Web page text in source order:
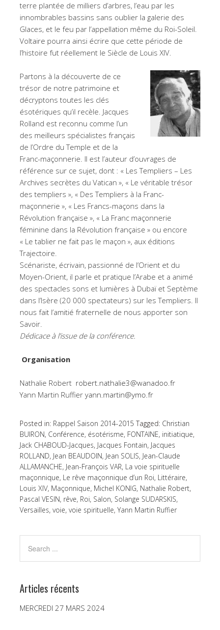
terre plantée de milliers d’arbres, l’eau par les
innombrables bassins sans oublier la galerie des
Glaces, et le feu par l’appellation même du Roi-Soleil.
Voltaire pourra ainsi écrire que cette période de
l’histoire fut réellement le Siècle de Louis XIV.
Partons à la découverte de ce
trésor de notre patrimoine et
décryptons toutes les clés
ésotériques qu’il recèle. Jacques
Rolland est reconnu comme l’un
des meilleurs spécialistes français
de l’Ordre du Temple et de la
Franc-maçonnerie. Il est l’auteur d’ouvrages de
référence sur ce sujet, dont : « Les Templiers – Les
Archives secrètes du Vatican », « Le véritable trésor
des templiers », « Des Templiers à la Franc-
maçonnerie », « Les Francs-maçons dans la
Révolution française », « La Franc maçonnerie
féminine dans la Révolution française » ou encore
« Le tablier ne fait pas le maçon », aux éditions
Trajectoire.
Scénariste, écrivain, passionné de l’Orient et du
Moyen-Orient, il parle et pratique l’Arabe et a animé
des spectacles sons et lumières à Dubaï et Septème
dans l’Isère (20 000 spectateurs) sur les Templiers. Il
nous fait l’amitié fraternelle de nous apporter son
Savoir.
Dédicace à l’issue de la conférence.
Organisation
Nathalie Robert robert.nathalie3@wanadoo.fr
Yann Martin Ruffier yann.martin@ymo.fr
Posted in: Rappel Saison 2014-2015 Tagged: Christian
BUIRON, Conférence, ésotérisme, FONTAINE, initiatique,
Jack CHABOUD-Jacques, Jacques Fontain, Jacques
ROLLAND, Jean BEAUDOIN, Jean SOLIS, Jean-Claude
ALLAMANCHE, Jean-François VAR, La voie spirituelle
maçonnique, Le rêve maçonnique d’un Roi, Littéraire,
Louis XIV, Maçonnique, Michel KONIG, Nathalie Robert,
Pascal VESIN, rêve, Roi, Salon, Solange SUDARSKIS,
Versailles, voie, voie spirituelle, Yann Martin Ruffier
Articles récents
MERCREDI 27 MARS 2024